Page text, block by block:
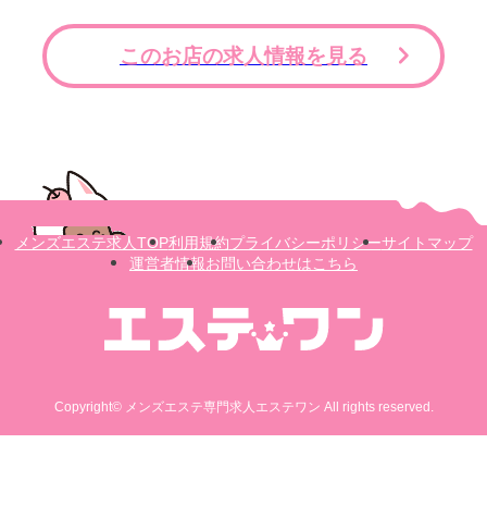
このお店の求人情報を見る
メンズエステ求人TOP利用規約プライバシーポリシーサイトマップ
運営者情報お問い合わせはこちら
Copyright© メンズエステ専門求人エステワン All rights reserved.